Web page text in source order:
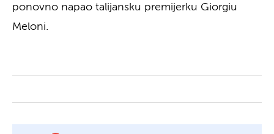
ponovno napao talijansku premijerku Giorgiu
Meloni.